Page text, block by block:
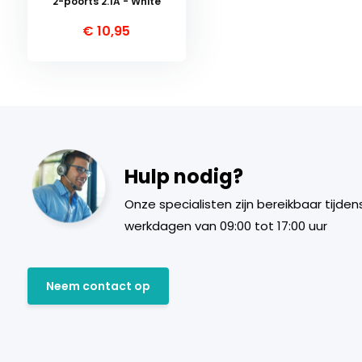
€ 10,95
Hulp nodig?
Onze specialisten zijn bereikbaar
werkdagen van 09:00 tot 17:00 uur
Neem contact op